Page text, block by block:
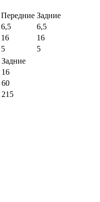
Передние Задние
6,5
6,5
16
16
5
5
Задние
16
60
215